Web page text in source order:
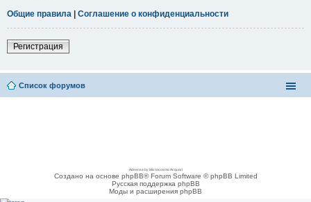
Общие правила | Соглашение о конфиденциальности
Регистрация
Список форумов
Adsense by Microcosmo Acquari
Создано на основе phpBB® Forum Software © phpBB Limited
Русская поддержка phpBB
Моды и расширения phpBB